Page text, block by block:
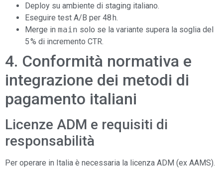
Deploy su ambiente di staging italiano.
Eseguire test A/B per 48 h.
Merge in main solo se la variante supera la soglia del
5 % di incremento CTR.
4. Conformità normativa e
integrazione dei metodi di
pagamento italiani
Licenze ADM e requisiti di
responsabilità
Per operare in Italia è necessaria la licenza ADM (ex AAMS).